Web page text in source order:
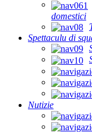
domestici
Spettaculu di
Nutizie